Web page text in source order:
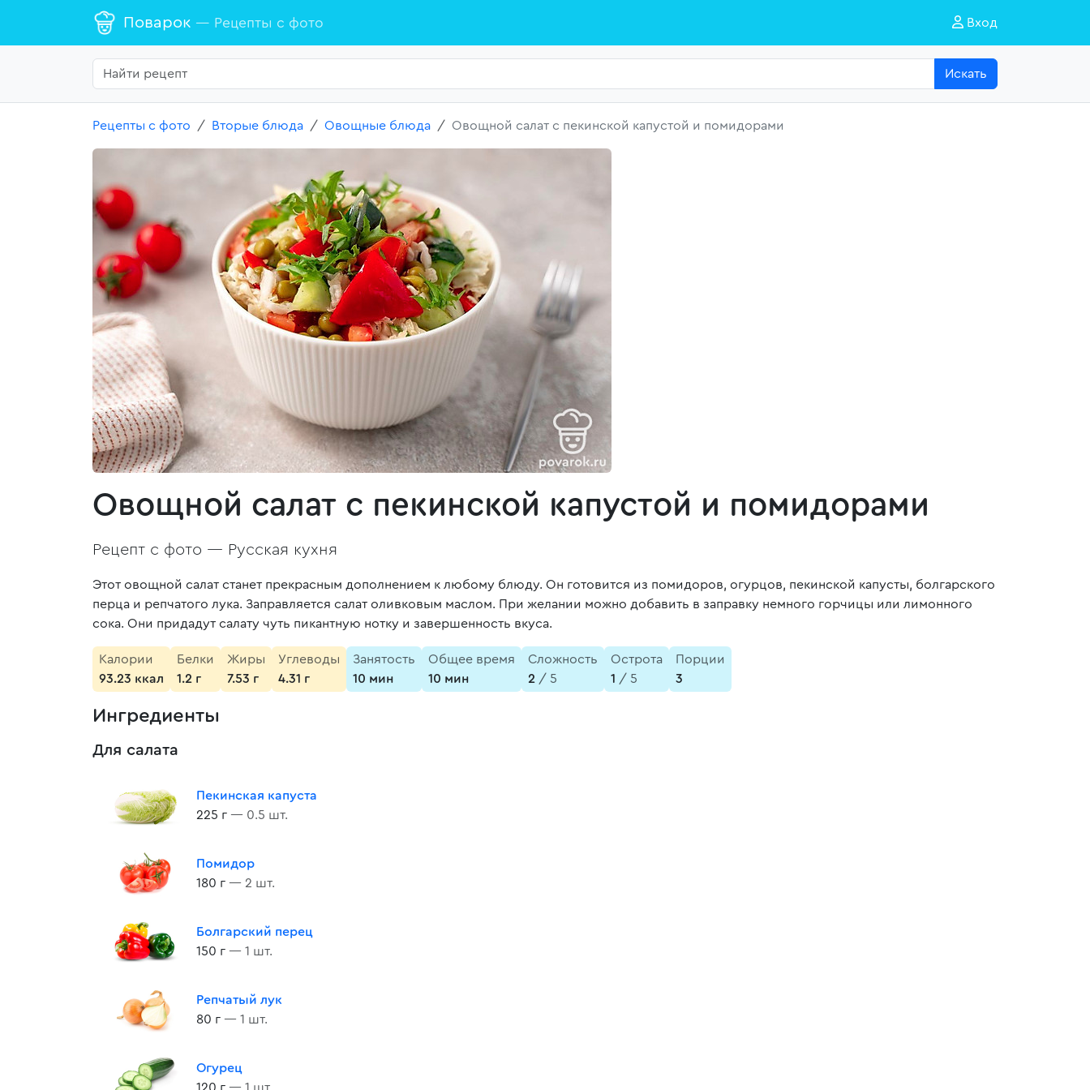
Поварок — Рецепты с фото Вход
Искать
Рецепты с фото Вторые блюда Овощные блюда Овощной салат с пекинской капустой и помидорами
Овощной салат с пекинской капустой и помидорами
Рецепт с фото — Русская кухня
Этот овощной салат станет прекрасным дополнением к любому блюду. Он готовится из помидоров, огурцов, пекинской капусты, болгарского
перца и репчатого лука. Заправляется салат оливковым маслом. При желании можно добавить в заправку немного горчицы или лимонного
сока. Они придадут салату чуть пикантную нотку и завершенность вкуса.
Калории
93.23 ккал
Белки
1.2 г
Жиры
7.53 г
Углеводы
4.31 г
Занятость
10 мин
Общее время
10 мин
Сложность
2 / 5
Острота
1 / 5
Порции
3
Ингредиенты
Для салата
Пекинская капуста
225 г — 0.5 шт.
Помидор
180 г — 2 шт.
Болгарский перец
150 г — 1 шт.
Репчатый лук
80 г — 1 шт.
Огурец